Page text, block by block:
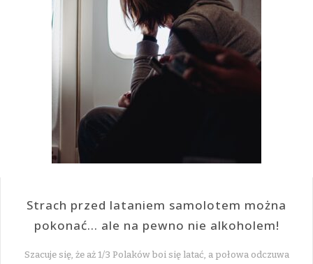
Strach przed lataniem samolotem można
pokonać… ale na pewno nie alkoholem!
Szacuje się, że aż 1/3 Polaków boi się latać, a połowa odczuwa